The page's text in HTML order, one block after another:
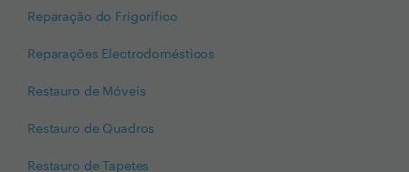
Reparação do Frigorífico
Reparações Electrodomésticos
Restauro de Móveis
Restauro de Quadros
Restauro de Tapetes